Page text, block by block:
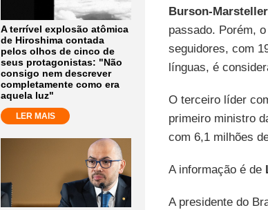
A terrível explosão atômica
de Hiroshima contada
pelos olhos de cinco de
seus protagonistas: "Não
consigo nem descrever
completamente como era
aquela luz"
LER MAIS
Burson-Marsteller
passado. Porém,
seguidores, com
línguas, é
O terceiro líder
primeiro ministro
com 6,1 milhões
A informação é de
A presidente do